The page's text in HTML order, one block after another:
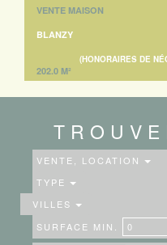
VENTE MAISON
BLANZY
(HONORAIRES DE
202.0 M²
VENTE, LOCATION
TYPE
VILLES
SURFACE MIN.